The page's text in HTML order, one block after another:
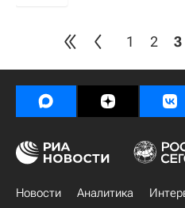
1 2 3
Новости Аналитика